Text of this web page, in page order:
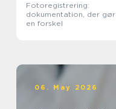
Fotoregistrering:
dokumentation, der gør
en forskel
06. May 2026